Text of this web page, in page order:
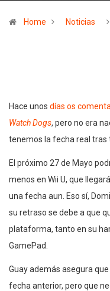
Home Noticias
Hace unos días os
Watch Dogs, pero no era
tenemos la fecha real tras
El próximo 27 de Mayo
menos en Wii U, que
una fecha aun. Eso sí,
su retraso se debe a que
plataforma, tanto en su
GamePad.
Guay además asegura
fecha anterior, pero que